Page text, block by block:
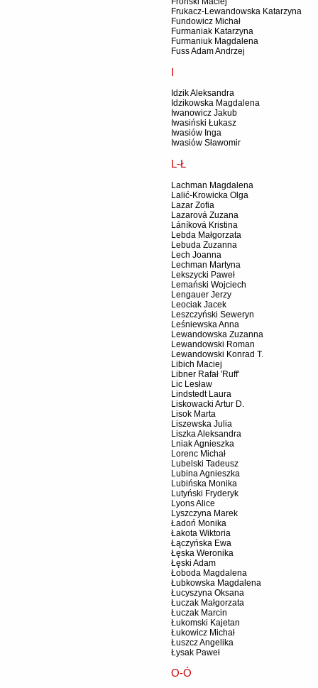
Frukacz-Lewandowska Katarzyna
Fundowicz Michał
Furmaniak Katarzyna
Furmaniuk Magdalena
Fuss Adam Andrzej
I
Idzik Aleksandra
Idzikowska Magdalena
Iwanowicz Jakub
Iwasiński Łukasz
Iwasiów Inga
Iwasiów Sławomir
L-Ł
Lachman Magdalena
Lalić-Krowicka Olga
Lazar Zofia
Lazarová Zuzana
Láníková Kristina
Lebda Małgorzata
Lebuda Zuzanna
Lech Joanna
Lechman Martyna
Lekszycki Paweł
Lemański Wojciech
Lengauer Jerzy
Leociak Jacek
Leszczyński Seweryn
Leśniewska Anna
Lewandowska Zuzanna
Lewandowski Roman
Lewandowski Konrad T.
Libich Maciej
Libner Rafał 'Ruff'
Lic Lesław
Lindstedt Laura
Liskowacki Artur D.
Lisok Marta
Liszewska Julia
Liszka Aleksandra
Lniak Agnieszka
Lorenc Michał
Lubelski Tadeusz
Lubina Agnieszka
Lubińska Monika
Lutyński Fryderyk
Lyons Alice
Lyszczyna Marek
Ładoń Monika
Łakota Wiktoria
Łączyńska Ewa
Łęska Weronika
Łęski Adam
Łoboda Magdalena
Łubkowska Magdalena
Łucyszyna Oksana
Łuczak Małgorzata
Łuczak Marcin
Łukomski Kajetan
Łukowicz Michał
Łuszcz Angelika
Łysak Paweł
O-Ó